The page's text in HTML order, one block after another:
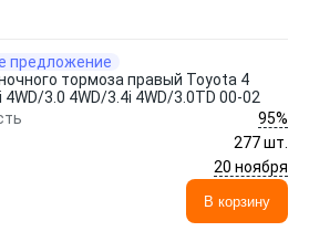
предложение
тормоза правый Toyota 4
4WD/3.0 4WD/3.4i 4WD/3.0TD 00-02
95%
277 шт.
20 ноября
В корзину